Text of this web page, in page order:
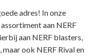
adres! In onze
aan NERF
aan NERF blasters,
, maar ook NERF Rival en